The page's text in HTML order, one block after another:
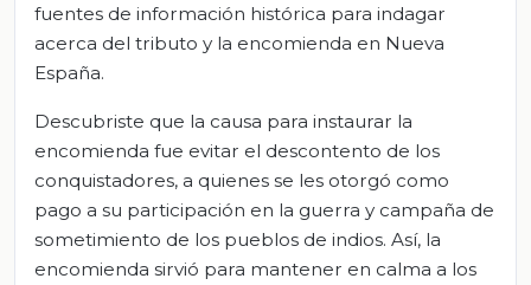
fuentes de información histórica para indagar
acerca del tributo y la encomienda en Nueva
España.
Descubriste que la causa para instaurar la
encomienda fue evitar el descontento de los
conquistadores, a quienes se les otorgó como
pago a su participación en la guerra y campaña de
sometimiento de los pueblos de indios. Así, la
encomienda sirvió para mantener en calma a los